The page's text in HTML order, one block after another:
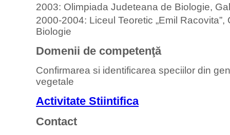
2003: Olimpiada Judeteana de Biologie,
2000-2004: Liceul Teoretic „Emil
Biologie
Domenii de competenţă
Confirmarea si identificarea speciilor din
vegetale
Activitate Stiintifica
Contact